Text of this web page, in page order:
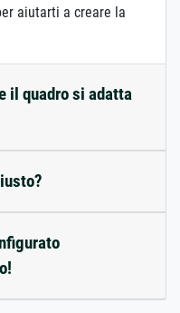
aiutarti a creare la
il quadro si adatta